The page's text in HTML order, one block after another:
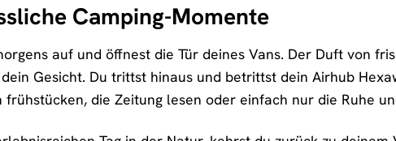
Camping-Momente
auf und öffnest die Tür deines Vans. Der Duft von
Gesicht. Du trittst hinaus und betrittst dein Airhub
die Zeitung lesen oder einfach nur die Ruhe